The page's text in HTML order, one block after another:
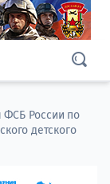
ФСБ России по
детского